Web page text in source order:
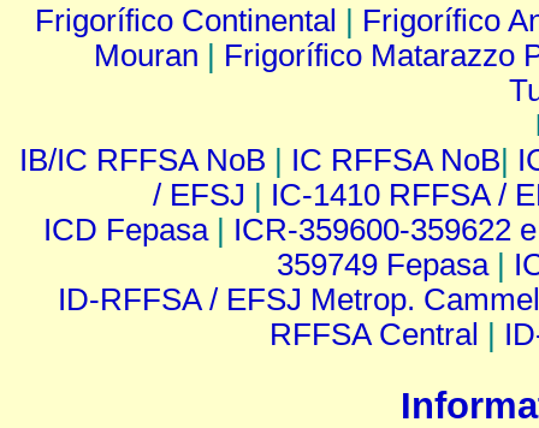
Frigorífico Continental
Frigorífico
Mouran
Frigorífico Matarazzo
IB/IC RFFSA NoB
IC RFFSA NoB
/ EFSJ
IC-1410 RFFSA /
ICD Fepasa| ICR-359600-359622
359749 Fepasa|
ID-RFFSA / EFSJ Metrop.
RFFSA Central